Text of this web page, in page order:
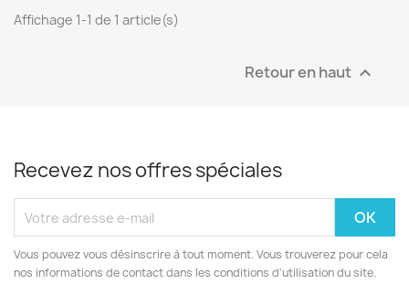
Affichage 1-1 de 1 article(s)
Retour en haut 
Recevez nos offres spéciales
Vous pouvez vous désinscrire à tout moment. Vous trouverez pour cela
nos informations de contact dans les conditions d'utilisation du site.